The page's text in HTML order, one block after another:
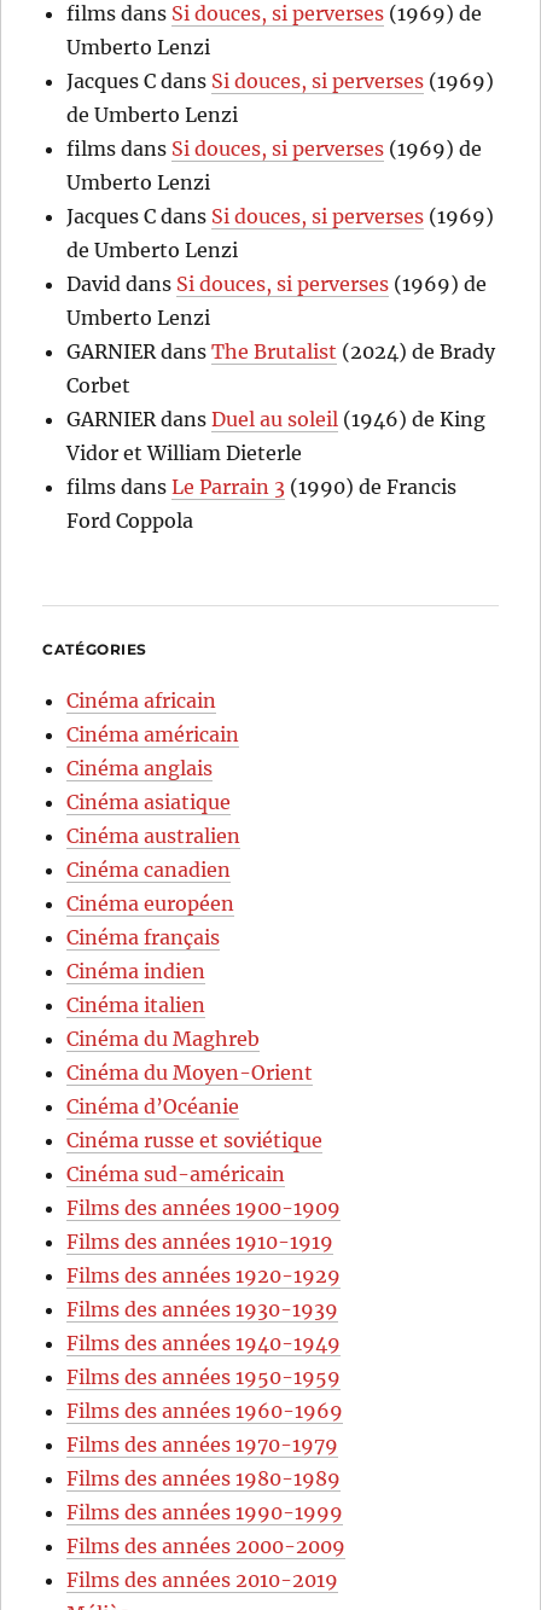
films dans Si douces, si perverses (1969) de
Umberto Lenzi
Jacques C dans Si douces, si perverses (1969)
de Umberto Lenzi
films dans Si douces, si perverses (1969) de
Umberto Lenzi
Jacques C dans Si douces, si perverses (1969)
de Umberto Lenzi
David dans Si douces, si perverses (1969) de
Umberto Lenzi
GARNIER dansThe Brutalist (2024) de Brady
Corbet
GARNIER dansDuel au soleil (1946) de King
Vidor et William Dieterle
films dansLe Parrain 3 (1990) de Francis
Ford Coppola
CATÉGORIES
Cinéma africain
Cinéma américain
Cinéma anglais
Cinéma asiatique
Cinéma australien
Cinéma canadien
Cinéma européen
Cinéma français
Cinéma indien
Cinéma italien
Cinéma du Maghreb
Cinéma du Moyen-Orient
Cinéma d’Océanie
Cinéma russe et soviétique
Cinéma sud-américain
Films des années 1900-1909
Films des années 1910-1919
Films des années 1920-1929
Films des années 1930-1939
Films des années 1940-1949
Films des années 1950-1959
Films des années 1960-1969
Films des années 1970-1979
Films des années 1980-1989
Films des années 1990-1999
Films des années 2000-2009
Films des années 2010-2019